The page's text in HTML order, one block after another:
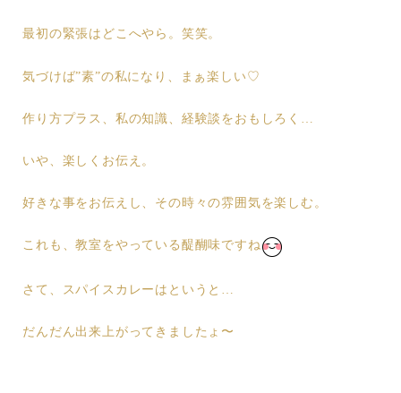
最初の緊張はどこへやら。笑笑。
気づけば”素”の私になり、まぁ楽しい♡
作り方プラス、私の知識、経験談をおもしろく…
いや、楽しくお伝え。
好きな事をお伝えし、その時々の雰囲気を楽しむ。
これも、教室をやっている醍醐味ですね
さて、スパイスカレーはというと…
だんだん出来上がってきましたょ〜